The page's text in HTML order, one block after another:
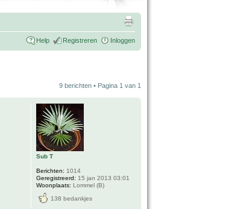
Help Registreren Inloggen
9 berichten • Pagina 1 van 1
Sub T
Berichten: 1014
Geregistreerd: 15 jan 2013 03:01
Woonplaats: Lommel (B)
138 bedankjes